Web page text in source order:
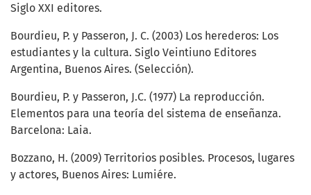
Siglo XXI editores.
Bourdieu, P. y Passeron, J. C. (2003) Los herederos: Los
estudiantes y la cultura. Siglo Veintiuno Editores
Argentina, Buenos Aires. (Selección).
Bourdieu, P. y Passeron, J.C. (1977) La reproducción.
Elementos para una teoría del sistema de enseñanza.
Barcelona: Laia.
Bozzano, H. (2009) Territorios posibles. Procesos, lugares
y actores, Buenos Aires: Lumiére.